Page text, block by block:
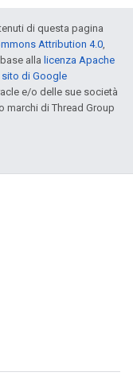
di questa pagina
Attribution 4.0,
alla licenza Apache
di Google
e/o delle sue società
marchi di Thread Group